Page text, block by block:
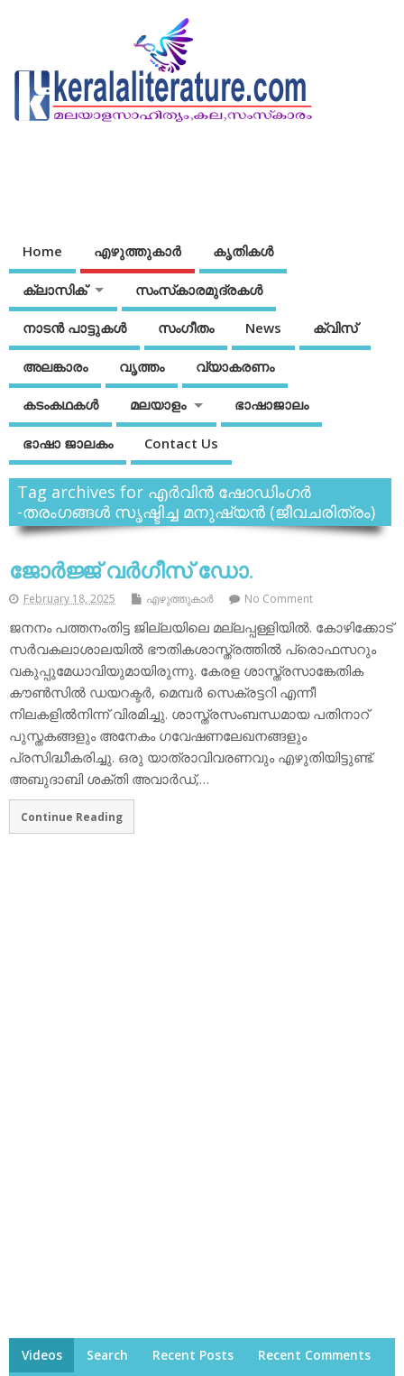
Home എഴുത്തുകാര്‍ കൃതികൾ
ക്ലാസിക് സംസ്‌കാരമുദ്രകള്‍
നാടന്‍ പാട്ടുകള്‍ സംഗീതം News ക്വിസ്
അലങ്കാരം വൃത്തം വ്യാകരണം
കടംകഥകള്‍ മലയാളം ഭാഷാജാലം
ഭാഷാ ജാലകം Contact Us
Tag archives for എര്‍വിന്‍ ഷോഡിംഗര്‍
-തരംഗങ്ങള്‍ സൃഷ്ടിച്ച മനുഷ്യന്‍ (ജീവചരിത്രം)
ജോര്‍ജ്ജ് വര്‍ഗീസ് ഡോ.
February 18, 2025 എഴുത്തുകാര്‍ No Comment
ജനനം പത്തനംതിട്ട ജില്ലയിലെ മല്ലപ്പള്ളിയില്‍. കോഴിക്കോട്
സര്‍വകലാശാലയില്‍ ഭൗതികശാസ്ത്രത്തില്‍ പ്രൊഫസറും
വകുപ്പുമേധാവിയുമായിരുന്നു. കേരള ശാസ്ത്രസാങ്കേതിക
കൗണ്‍സില്‍ ഡയറക്ടര്‍, മെമ്പര്‍ സെക്രട്ടറി എന്നീ
നിലകളില്‍നിന്ന് വിരമിച്ചു. ശാസ്ത്രസംബന്ധമായ പതിനാറ്
പുസ്തകങ്ങളും അനേകം ഗവേഷണലേഖനങ്ങളും
പ്രസിദ്ധീകരിച്ചു. ഒരു യാത്രാവിവരണവും എഴുതിയിട്ടുണ്ട്.
അബുദാബി ശക്തി അവാര്‍ഡ്,…
Continue Reading
Videos Search Recent Posts Recent Comments